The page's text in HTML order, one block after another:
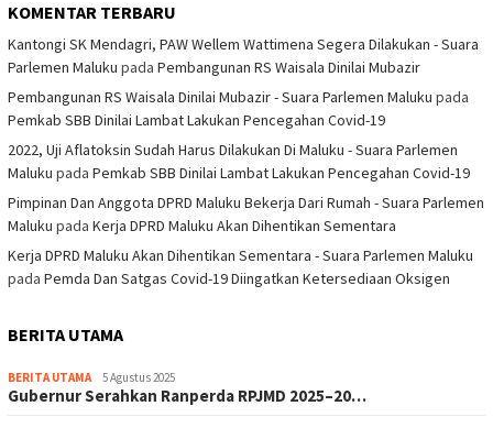
KOMENTAR TERBARU
Kantongi SK Mendagri, PAW Wellem Wattimena Segera Dilakukan - Suara
Parlemen Maluku pada Pembangunan RS Waisala Dinilai Mubazir
Pembangunan RS Waisala Dinilai Mubazir - Suara Parlemen Maluku pada
Pemkab SBB Dinilai Lambat Lakukan Pencegahan Covid-19
2022, Uji Aflatoksin Sudah Harus Dilakukan Di Maluku - Suara Parlemen
Maluku pada Pemkab SBB Dinilai Lambat Lakukan Pencegahan Covid-19
Pimpinan Dan Anggota DPRD Maluku Bekerja Dari Rumah - Suara Parlemen
Maluku pada Kerja DPRD Maluku Akan Dihentikan Sementara
Kerja DPRD Maluku Akan Dihentikan Sementara - Suara Parlemen Maluku
pada Pemda Dan Satgas Covid-19 Diingatkan Ketersediaan Oksigen
BERITA UTAMA
BERITA UTAMA 5 Agustus 2025
Gubernur Serahkan Ranperda RPJMD 2025–20…